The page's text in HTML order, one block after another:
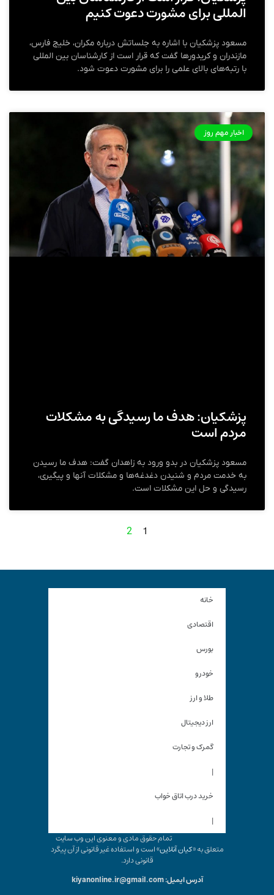
المللی برای مشورت دعوت کنیم
مسعود پزشکیان با اشاره به جلساتش درباره مکران، خلیج فارس،
مازندران و کریدورها گفت که قرار است از کارشناسان بین المللی
با رتبه‌های بالای علمی را برای مشورت دعوت شود.
اخبار مهم روز
پزشکیان: هدف ما رسیدگی به مشکلات
مردم است
مسعود پزشکیان در بدو ورود به زاهدان گفت: هدف ما رسیدن
به خدمت مردم و شنیدن دغدغه‌ها و مشکلات آنها و پیگیری،
رسیدگی و حل این مشکلات است.
1
2
خانه
اقتصادی
بورس
خودرو
طلا و ارز
ارز دیجیتال
گمرک و تجارت
|
خرید درب اتاق خواب
|
تمام حقوق مادی و معنوی این وب سایت
متعلق به «کیان آنلاین» است و استفاده غیر قانونی از آن پیگرد
قانونی دارد.
آدرس ایمیل: kiyanonline.ir@gmail.com